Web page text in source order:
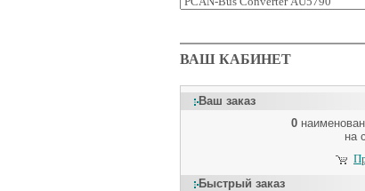
ВАШ КАБИНЕТ
Ваш заказ
0
на
Быстрый заказ